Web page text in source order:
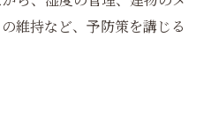
維持など、予防策を講じる